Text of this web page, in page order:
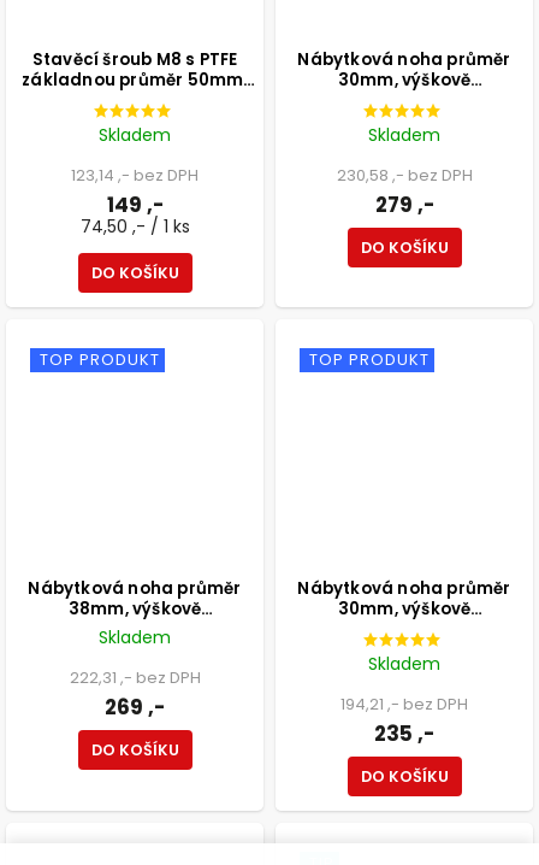
Stavěcí šroub M8 s PTFE
základnou průměr 50mm,
výška 25mm, světle šedý, 2
ks
Skladem
123,14 ,- bez DPH
149 ,-
74,50 ,- / 1 ks
DO KOŠÍKU
Nábytková noha průměr
30mm, výškově
nastavitelná 300-500mm,
bílá
Skladem
230,58 ,- bez DPH
279 ,-
DO KOŠÍKU
TOP PRODUKT
Nábytková noha průměr
38mm, výškově
nastavitelná 100-115mm,
250kg, matná černá
Skladem
222,31 ,- bez DPH
269 ,-
DO KOŠÍKU
TOP PRODUKT
Nábytková noha průměr
30mm, výškově
nastavitelná 210-350mm,
černá
Skladem
194,21 ,- bez DPH
235 ,-
DO KOŠÍKU